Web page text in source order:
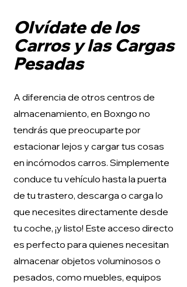
Olvídate de los
Carros y las Cargas
Pesadas
A diferencia de otros centros de
almacenamiento, en Boxngo no
tendrás que preocuparte por
estacionar lejos y cargar tus cosas
en incómodos carros. Simplemente
conduce tu vehículo hasta la puerta
de tu trastero, descarga o carga lo
que necesites directamente desde
tu coche, ¡y listo! Este acceso directo
es perfecto para quienes necesitan
almacenar objetos voluminosos o
pesados, como muebles, equipos